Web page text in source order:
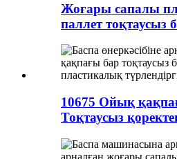
Жоғары сапалы
паллет
10675 Ойық
Тоқтаусыз